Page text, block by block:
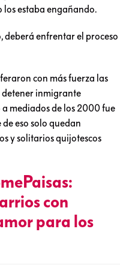
los estaba engañando.
deberá enfrentar el proceso
con más fuerza las
detener inmigrante
mediados de los 2000 fue
de eso solo quedan
y solitarios quijotescos
con
para los